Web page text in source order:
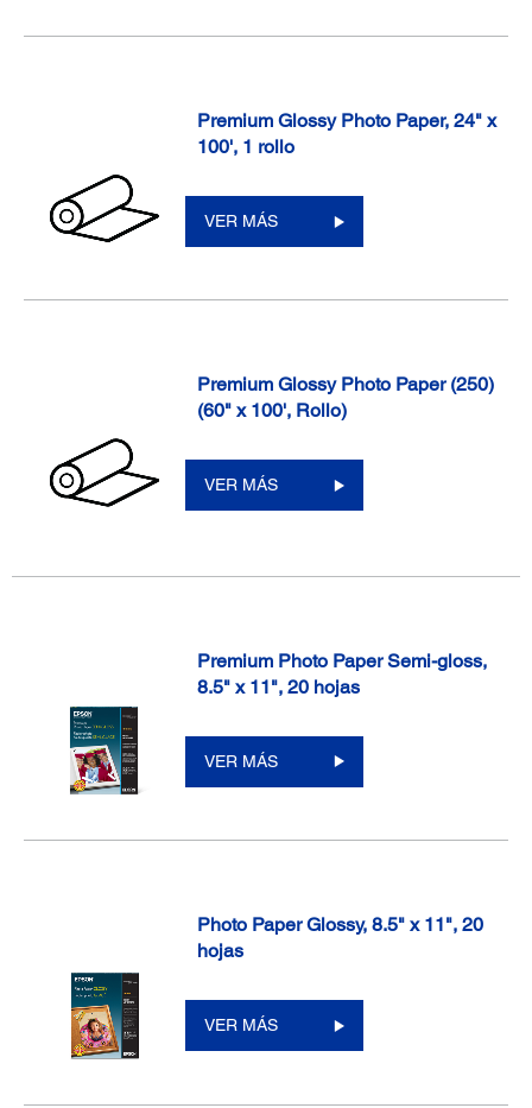
Premium Glossy Photo Paper, 24" x
100', 1 rollo
VER MÁS
Premium Glossy Photo Paper (250)
(60" x 100', Rollo)
VER MÁS
Premium Photo Paper Semi-gloss,
8.5" x 11", 20 hojas
VER MÁS
Photo Paper Glossy, 8.5" x 11", 20
hojas
VER MÁS